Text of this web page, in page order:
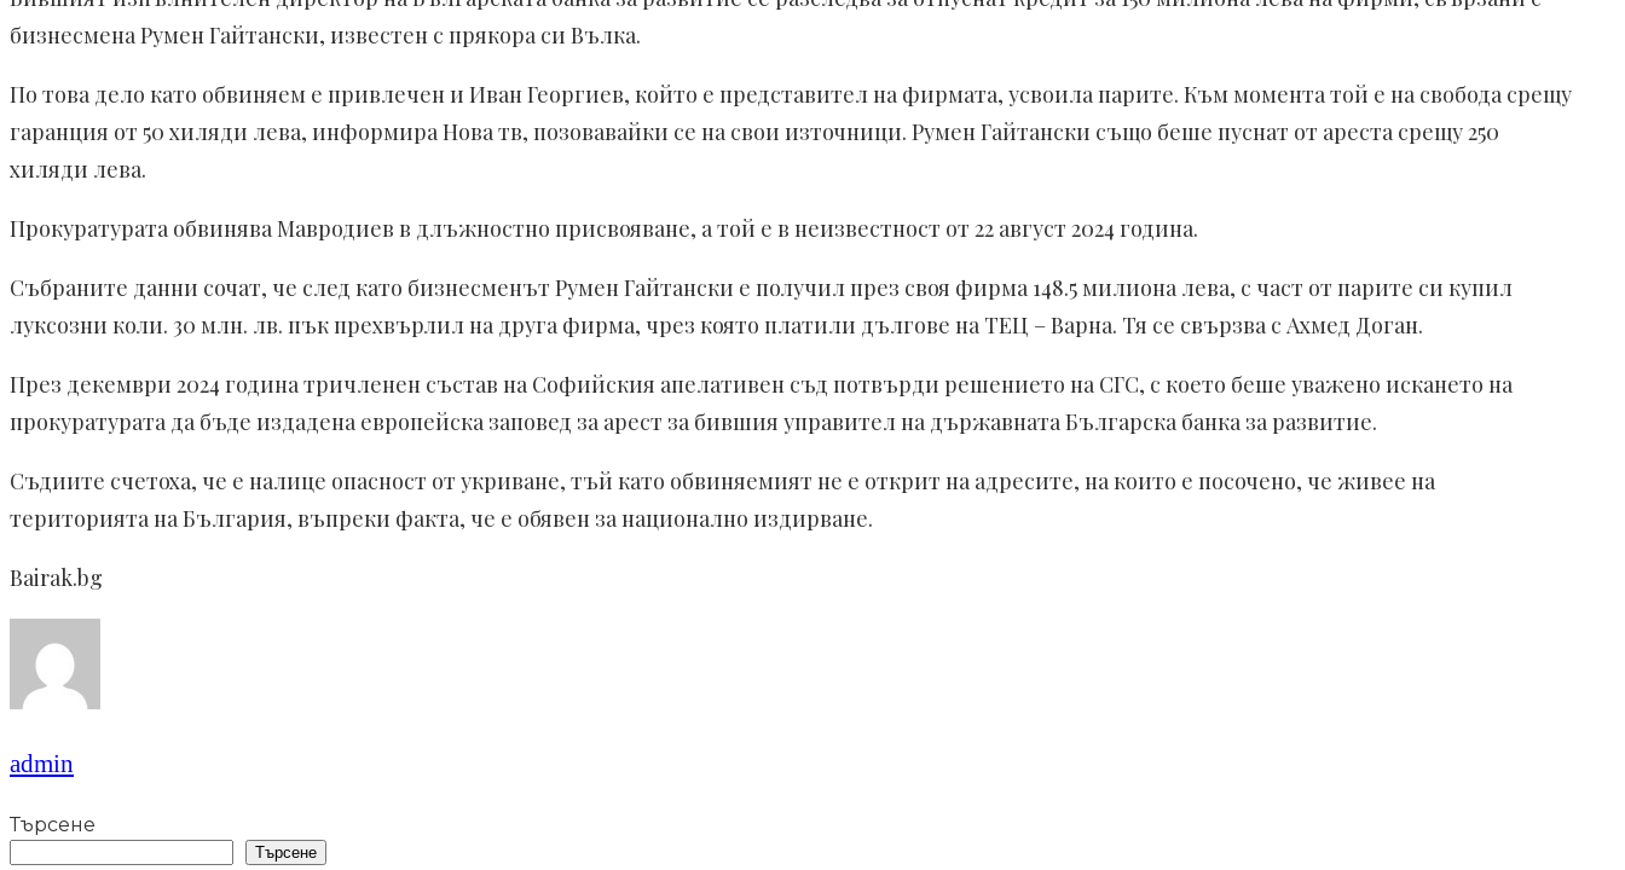
бизнесмена Румен Гайтански, известен с прякора си Вълка.
По това дело като обвиняем е привлечен и Иван Георгиев, който е представител на фирмата, усвоила парите. Към момента той е на свобода срещу
гаранция от 50 хиляди лева, информира Нова тв, позовавайки се на свои източници. Румен Гайтански също беше пуснат от ареста срещу 250
хиляди лева.
Прокуратурата обвинява Мавродиев в длъжностно присвояване, а той е в неизвестност от 22 август 2024 година.
Събраните данни сочат, че след като бизнесменът Румен Гайтански е получил през своя фирма 148.5 милиона лева, с част от парите си купил
луксозни коли. 30 млн. лв. пък прехвърлил на друга фирма, чрез която платили дългове на ТЕЦ – Варна. Тя се свързва с Ахмед Доган.
През декември 2024 година тричленен състав на Софийския апелативен съд потвърди решението на СГС, с което беше уважено искането на
прокуратурата да бъде издадена европейска заповед за арест за бившия управител на държавната Българска банка за развитие.
Съдиите счетоха, че е налице опасност от укриване, тъй като обвиняемият не е открит на адресите, на които е посочено, че живее на
територията на България, въпреки факта, че е обявен за национално издирване.
Bairak.bg
admin
Търсене
Търсене